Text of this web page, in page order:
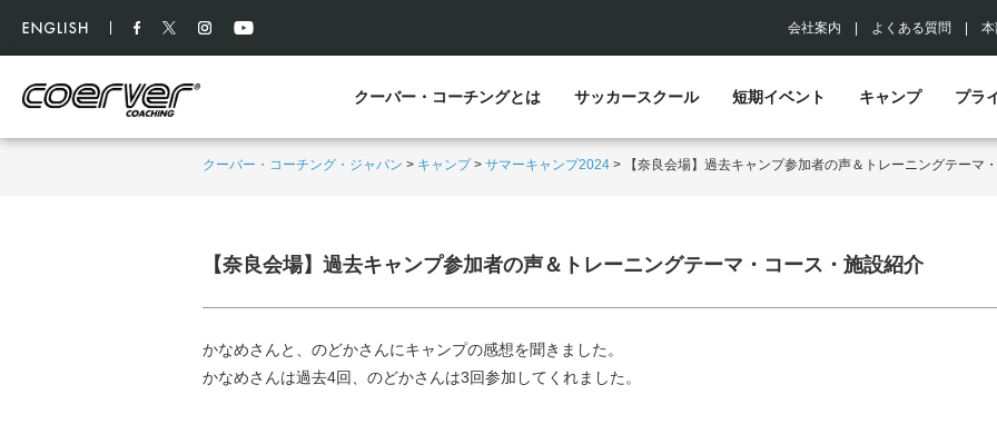
会社案内 よくある質問
クーバー・コーチングとは サッカースクール 短期イベント キャンプ プラ
クーバー・コーチング・ジャパン > キャンプ> サマーキャンプ2024 > 【奈良会場】過去キャンプ参加者の声＆トレーニングテーマ
【奈良会場】過去キャンプ参加者の声＆トレーニングテーマ・コース・施設紹介
かなめさんと、のどかさんにキャンプの感想を聞きました。
かなめさんは過去4回、のどかさんは3回参加してくれました。